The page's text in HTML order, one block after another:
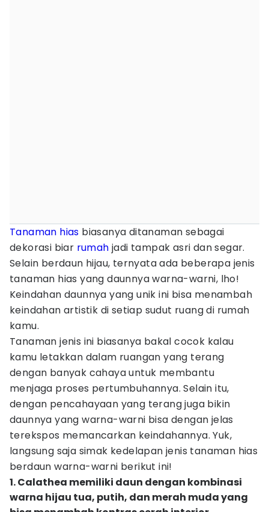
Tanaman hias biasanya ditanaman sebagai
dekorasi biar rumah jadi tampak asri dan segar.
Selain berdaun hijau, ternyata ada beberapa jenis
tanaman hias yang daunnya warna-warni, lho!
Keindahan daunnya yang unik ini bisa menambah
keindahan artistik di setiap sudut ruang di rumah
kamu.
Tanaman jenis ini biasanya bakal cocok kalau
kamu letakkan dalam ruangan yang terang
dengan banyak cahaya untuk membantu
menjaga proses pertumbuhannya. Selain itu,
dengan pencahayaan yang terang juga bikin
daunnya yang warna-warni bisa dengan jelas
terekspos memancarkan keindahannya. Yuk,
langsung saja simak kedelapan jenis tanaman hias
berdaun warna-warni berikut ini!
1. Calathea memiliki daun dengan kombinasi
warna hijau tua, putih, dan merah muda yang